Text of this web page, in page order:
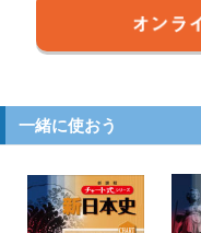
一緒に使おう